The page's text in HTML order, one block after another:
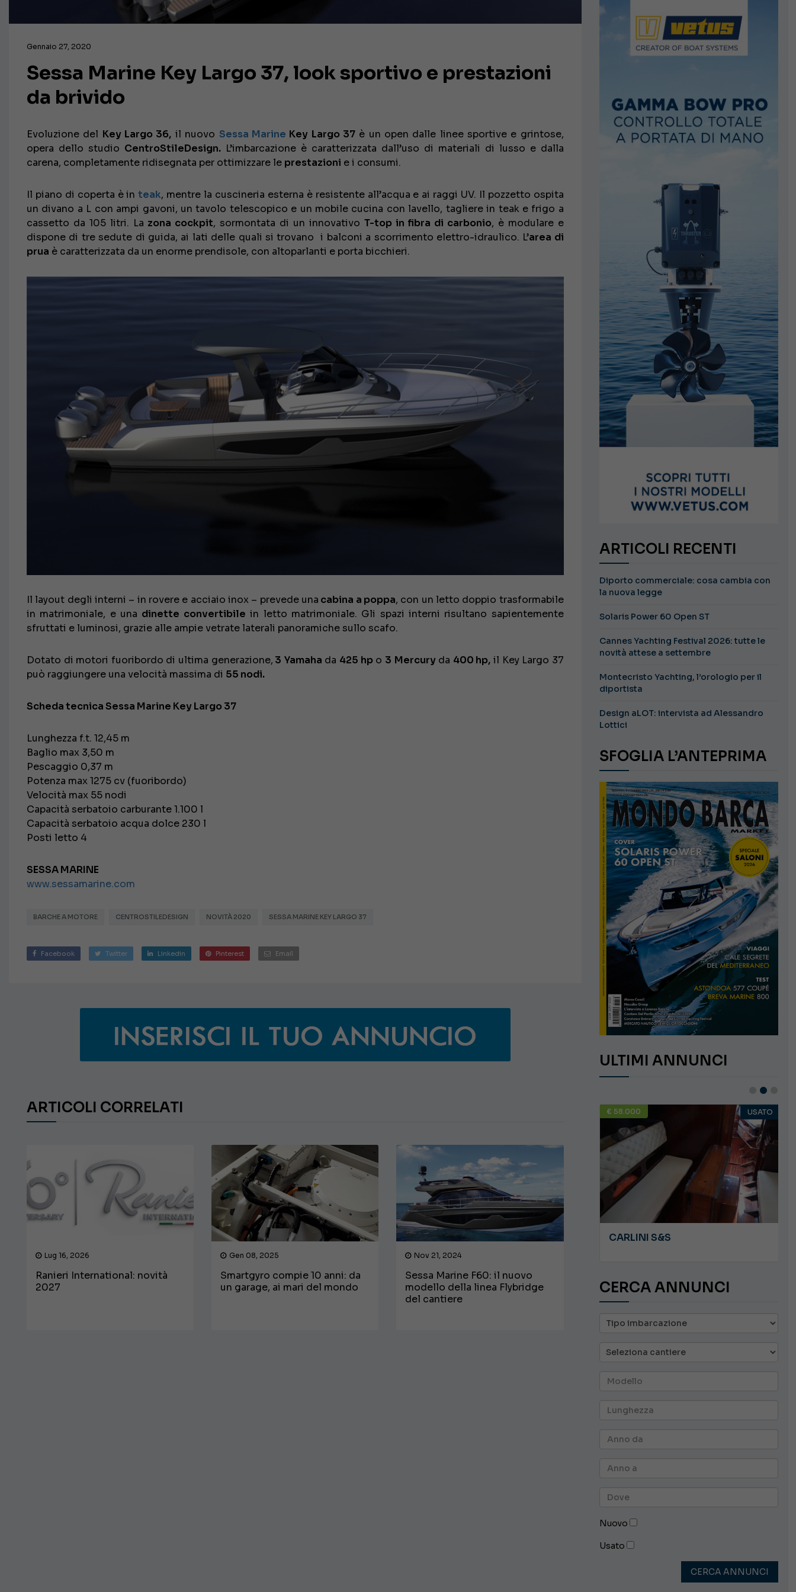
Gennaio 27, 2020
Sessa Marine Key Largo 37, look sportivo e prestazioni
da brivido
Evoluzione del Key Largo 36, il nuovo Sessa Marine Key Largo 37è un open dalle linee sportive e grintose,
opera dello studio CentroStileDesign. L’imbarcazione è caratterizzata dall’uso di materiali di lusso e dalla
carena, completamente ridisegnata per ottimizzare le prestazioni e i consumi.
Il piano di coperta è inteak, mentre la cuscineria esterna è resistente all’acqua e ai raggi UV. Il pozzetto ospita
un divano a L con ampi gavoni, un tavolo telescopico e un mobile cucina con lavello, tagliere in teak e frigo a
cassetto da 105 litri. La zona cockpit, sormontata di un innovativo T-top in fibra di carbonio, è modulare e
dispone di tre sedute di guida, ai lati delle quali si trovano i balconi a scorrimento elettro-idraulico. L’area di
prua è caratterizzata da un enorme prendisole, con altoparlanti e porta bicchieri.
Il layout degli interni – in rovere e acciaio inox – prevede una cabina a poppa, con un letto doppio trasformabile
in matrimoniale, e una dinette convertibile in letto matrimoniale. Gli spazi interni risultano sapientemente
sfruttati e luminosi, grazie alle ampie vetrate laterali panoramiche sullo scafo.
Dotato di motori fuoribordo di ultima generazione, 3 Yamaha da 425 hp o 3 Mercuryda 400 hp, il Key Largo 37
può raggiungere una velocità massima di 55 nodi.
Scheda tecnica Sessa Marine Key Largo 37
Lunghezza f.t. 12,45 m
Baglio max 3,50 m
Pescaggio 0,37 m
Potenza max 1275 cv (fuoribordo)
Velocità max 55 nodi
Capacità serbatoio carburante 1.100 l
Capacità serbatoio acqua dolce 230 l
Posti letto 4
SESSA MARINE
www.sessamarine.com
BARCHE A MOTORE CENTROSTILEDESIGN NOVITÀ 2020 SESSA MARINE KEY LARGO 37
Facebook Twitter Linkedin Pinterest Email
ARTICOLI CORRELATI
Lug 16, 2026
Ranieri International: novità
2027
Gen 08, 2025
Smartgyro compie 10 anni: da
un garage, ai mari del mondo
Nov 21, 2024
Sessa Marine F60: il nuovo
modello della linea Flybridge
del cantiere
ARTICOLI RECENTI
Diporto commerciale: cosa cambia con
la nuova legge
Solaris Power 60 Open ST
Cannes Yachting Festival 2026: tutte le
novità attese a settembre
Montecristo Yachting, l’orologio per il
diportista
Design aLOT: intervista ad Alessandro
Lottici
SFOGLIA L’ANTEPRIMA
ULTIMI ANNUNCI
€ 58.000 USATO
CARLINI S&S
CERCA ANNUNCI
Nuovo
Usato
CERCA ANNUNCI